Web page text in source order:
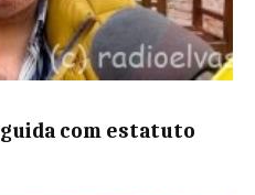
com estatuto